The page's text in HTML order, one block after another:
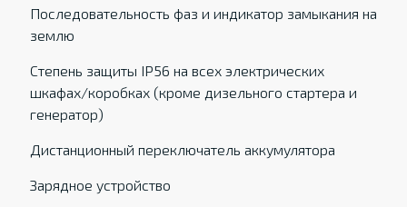
Последовательность фаз и индикатор замыкания на
землю
Степень защиты IP56 на всех электрических
шкафах/коробках (кроме дизельного стартера и
генератор)
Дистанционный переключатель аккумулятора
Зарядное устройство